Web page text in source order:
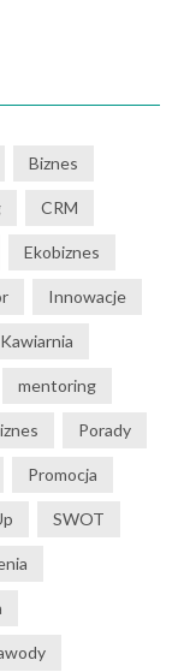
Biznes
CRM
Ekobiznes
Innowacje
Kawiarnia
mentoring
Porady
Promocja
SWOT